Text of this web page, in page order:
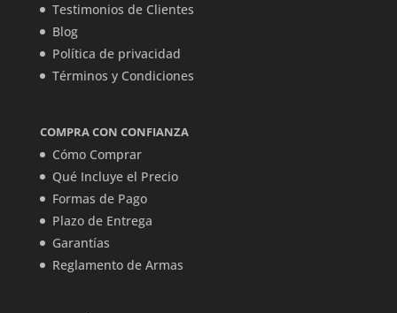
Testimonios de Clientes
Blog
Política de privacidad
Términos y Condiciones
COMPRA CON CONFIANZA
Cómo Comprar
Qué Incluye el Precio
Formas de Pago
Plazo de Entrega
Garantías
Reglamento de Armas